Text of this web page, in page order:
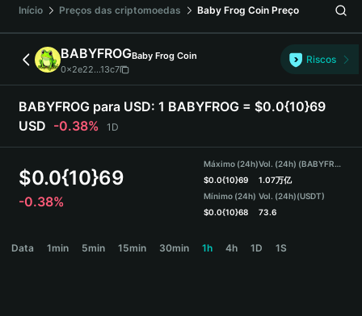
Français
Deutsch
简体中文
繁體中文
Português (Portugal)
Bahasa Indonesia
ภาษาไทย
हिन्दी
Español
Português (Brasil)
Início Preços das criptomoedas Baby Frog Coin Preço
BABYFROGBaby Frog Coin
0x2e22...13c7
Riscos
BABYFROG para USD: 1 BABYFROG = $0.0{10}69
USD -0.38% 1D
$0.0{10}69
-0.38%
Máximo (24h)
$0.0{10}69
Mínimo (24h)
$0.0{10}68
Vol. (24h) (BABYFROG)
1.07万亿
Vol. (24h)(USDT)
73.6
Data 1min 5min 15min 30min 1h 4h 1D 1S